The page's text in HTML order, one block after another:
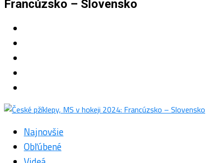
Francúzsko – Slovensko
Najnovšie
Obľúbené